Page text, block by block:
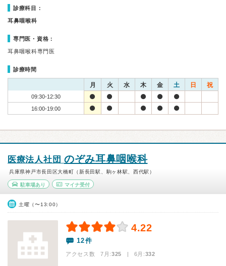
診療科目：
耳鼻咽喉科
専門医・資格：
耳鼻咽喉科専門医
診療時間
月 火 水 木 金 土 日 祝
09:30-12:30
16:00-19:00
医療法人社団 のぞみ耳鼻咽喉科
兵庫県神戸市長田区大橋町（新長田駅、駒ヶ林駅、西代駅）
駐車場あり マイナ受付
土曜（〜13:00）
4.22
12件
アクセス数 7月:325 | 6月:332